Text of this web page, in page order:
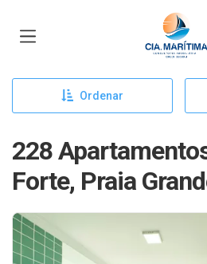
Página
Ordenar
228
Forte, Praia